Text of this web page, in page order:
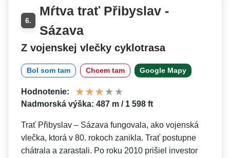
6.
Mŕtva trať Přibyslav -
Sázava
Z vojenskej vlečky cyklotrasa
Bol som tam Chcem tam Google Mapy
Hodnotenie:
Nadmorská výška: 487 m / 1 598 ft
Trať Přibyslav – Sázava fungovala, ako vojenská
vlečka, ktorá v 80. rokoch zanikla. Trať postupne
chátrala a zarastali. Po roku 2010 prišiel investor